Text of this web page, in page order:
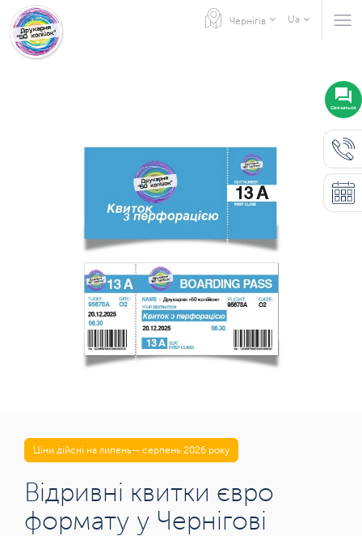
Чернігів Ua
Ціни дійсні на липень— серпень 2026 року
Відривні квитки євро
формату у Чернігові